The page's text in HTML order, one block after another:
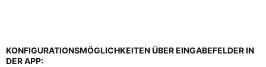
KONFIGURATIONSMÖGLICHKEITEN ÜBER EINGABEFELDER IN
DER APP: